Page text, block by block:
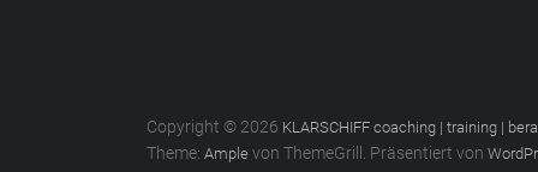
Copyright © 2026 KLARSCHIFF coaching | training |
Theme: Ample von ThemeGrill. Präsentiert von